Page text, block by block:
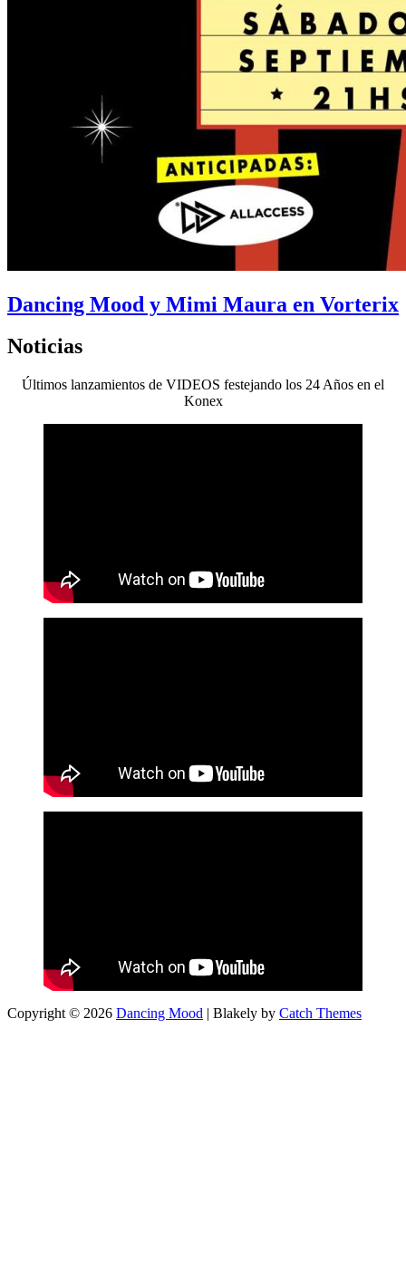
Dancing Mood y Mimi Maura en Vorterix
Noticias
Últimos lanzamientos de VIDEOS festejando los 24 Años en el
Konex
Copyright © 2026 Dancing Mood | Blakely by Catch Themes